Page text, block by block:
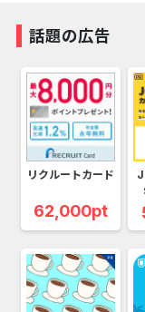
話題の広告
リクルートカード
62,000pt